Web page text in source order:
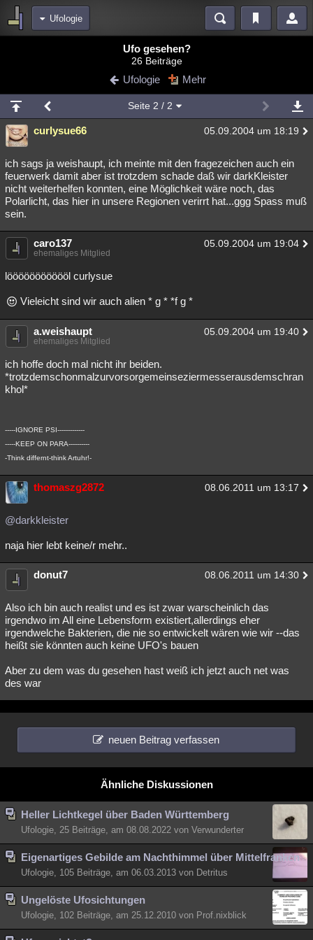
Ufologie
Blogs
Chat Wiki Neuigkeiten
meine Rubriken
Menschen Wissenschaft Mystery Kriminalfälle
Spiritualität Verschwörungen Technologie Ufologie
Natur Umfragen Unterhaltung
weitere Rubriken
Philosophie Träume Orte Esoterik Literatur
Astronomie Helpdesk
Übersichten
Besucht Teilgenommen Geschlossen
Ufo gesehen?
26 Beiträge
Ufologie Mehr
Seite 2 / 2
curlysue66 05.09.2004 um 18:19
ich sags ja weishaupt, ich meinte mit den fragezeichen auch ein
feuerwerk damit aber ist trotzdem schade daß wir darkKleister
nicht weiterhelfen konnten, eine Möglichkeit wäre noch, das
Polarlicht, das hier in unsere Regionen verirrt hat...ggg Spass muß
sein.
caro137 05.09.2004 um 19:04
ehemaliges Mitglied
löööööööööööl curlysue
Vieleicht sind wir auch alien * g * *f g *
a.weishaupt 05.09.2004 um 19:40
ehemaliges Mitglied
ich hoffe doch mal nicht ihr beiden.
*trotzdemschonmalzurvorsorgemeinseziermesserausdemschran
khol*
-----IGNORE PSI-------------
-----KEEP ON PARA----------
-Think differnt-think Artuhr!-
thomaszg2872 08.06.2011 um 13:17
@darkkleister
naja hier lebt keine/r mehr..
donut7 08.06.2011 um 14:30
Also ich bin auch realist und es ist zwar warscheinlich das
irgendwo im All eine Lebensform existiert,allerdings eher
irgendwelche Bakterien, die nie so entwickelt wären wie wir --das
heißt sie könnten auch keine UFO's bauen
Aber zu dem was du gesehen hast weiß ich jetzt auch net was
des war
neuen Beitrag verfassen
Ähnliche Diskussionen
Heller Lichtkegel über Baden Württemberg
Ufologie, 25 Beiträge, am 08.08.2022 von Verwunderter
Eigenartiges Gebilde am Nachthimmel über Mittelfranken
Ufologie, 105 Beiträge, am 06.03.2013 von Detritus
Ungelöste Ufosichtungen
Ufologie, 102 Beiträge, am 25.12.2010 von Prof.nixblick